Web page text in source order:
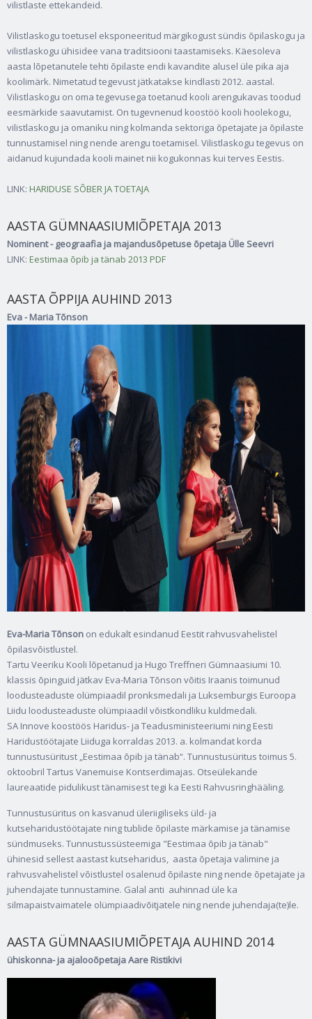
vilistlaste ettekandeid.
Vilistlaskogu toetusel eksponeeritud märgikogust sündis õpilaskogu ja
vilistlaskogu ühisidee vana traditsiooni taastamiseks. Käesoleva
aasta lõpetanutele tehti õpilaste endi kavandite alusel üle pika aja
koolimärk. Nimetatud tegevust jätkatakse kindlasti 2012. aastal.
Vilistlaskogu on oma tegevusega toetanud kooli arengukavas toodud
eesmärkide saavutamist. On tugevnenud koostöö kooli hoolekogu,
vilistlaskogu ja omaniku ning kolmanda sektoriga õpetajate ja õpilaste
tunnustamisel ning nende arengu toetamisel. Vilistlaskogu tegevus on
aidanud kujundada kooli mainet nii kogukonnas kui terves Eestis.
LINK: HARIDUSE SÕBER JA TOETAJA
AASTA GÜMNAASIUMIÕPETAJA 2013
Nominent - geograafia ja majandusõpetuse õpetaja Ülle Seevri
LINK: Eestimaa õpib ja tänab 2013 PDF
AASTA ÕPPIJA AUHIND 2013
Eva - Maria Tõnson
Eva-Maria Tõnson on edukalt esindanud Eestit rahvusvahelistel
õpilasvõistlustel.
Tartu Veeriku Kooli lõpetanud ja Hugo Treffneri Gümnaasiumi 10.
klassis õpinguid jätkav Eva-Maria Tõnson võitis Iraanis toimunud
loodusteaduste olümpiaadil pronksmedali ja Luksemburgis Euroopa
Liidu loodusteaduste olümpiaadil võistkondliku kuldmedali.
SA Innove koostöös Haridus- ja Teadusministeeriumi ning Eesti
Haridustöötajate Liiduga korraldas 2013. a. kolmandat korda
tunnustusüritust „Eestimaa õpib ja tänab“. Tunnustusüritus toimus 5.
oktoobril Tartus Vanemuise Kontserdimajas. Otseülekande
laureaatide pidulikust tänamisest tegi ka Eesti Rahvusringhääling.
Tunnustusüritus on kasvanud üleriigiliseks üld- ja
kutseharidustöötajate ning tublide õpilaste märkamise ja tänamise
sündmuseks. Tunnustussüsteemiga "Eestimaa õpib ja tänab"
ühinesid sellest aastast kutseharidus, aasta õpetaja valimine ja
rahvusvahelistel võistlustel osalenud õpilaste ning nende õpetajate ja
juhendajate tunnustamine. Galal anti auhinnad üle ka
silmapaistvaimatele olümpiaadivõitjatele ning nende juhendaja(te)le.
AASTA GÜMNAASIUMIÕPETAJA AUHIND 2014
ühiskonna- ja ajalooõpetaja Aare Ristikivi